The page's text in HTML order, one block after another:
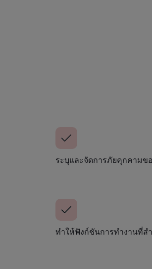
ระบุและจัดการภัยคุกคาม
ทำให้ฟังก์ชันการทำงานที่ส